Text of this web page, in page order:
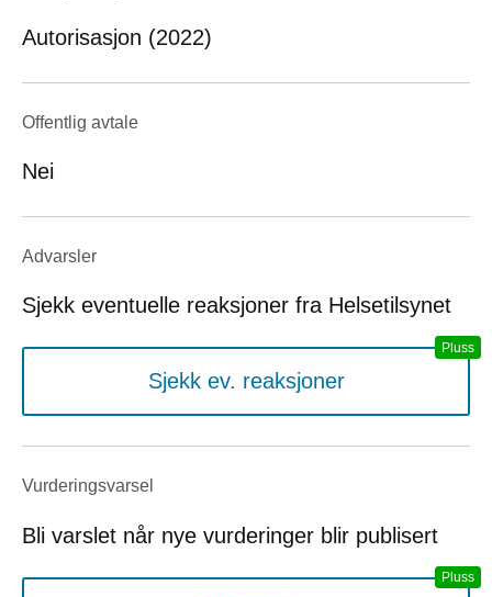
Autorisasjon (2022)
Offentlig avtale
Nei
Advarsler
Sjekk eventuelle reaksjoner fra Helsetilsynet
Sjekk ev. reaksjoner
Vurderings­varsel
Bli varslet når nye vurderinger blir publisert